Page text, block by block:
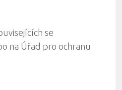
se
na Úřad pro ochranu